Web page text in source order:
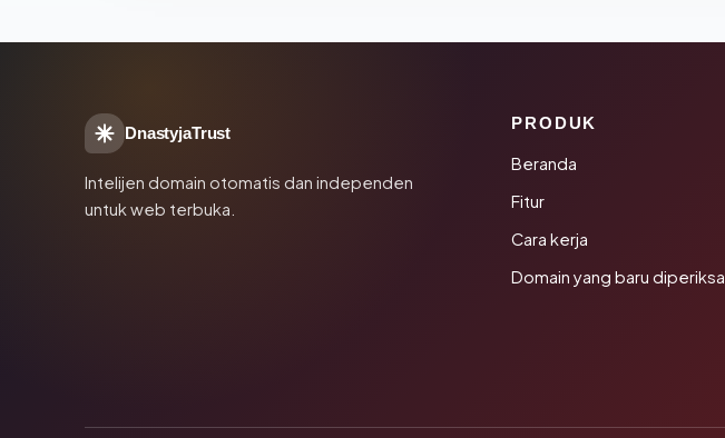
DnastyjaTrust
Intelijen domain otomatis dan independen
untuk web terbuka.
PRODUK
Beranda
Fitur
Cara kerja
Domain yang baru diperiksa